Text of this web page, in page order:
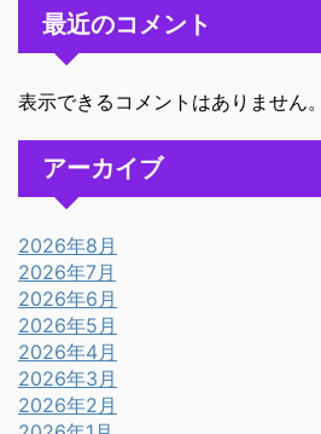
最近のコメント
表示できるコメントはありません。
アーカイブ
2026年8月
2026年7月
2026年6月
2026年5月
2026年4月
2026年3月
2026年2月